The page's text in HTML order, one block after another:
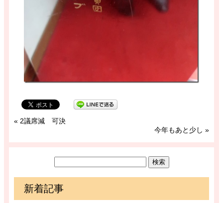
« 2議席減 可決
今年もあと少し »
新着記事